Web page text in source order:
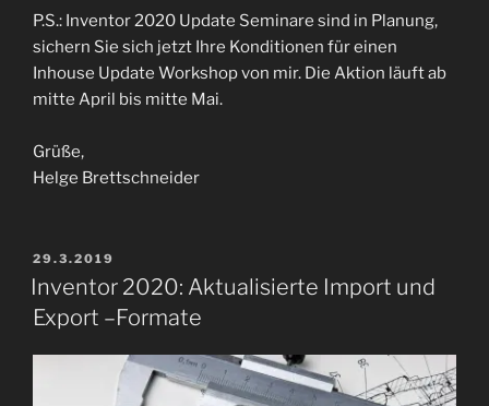
P.S.: Inventor 2020 Update Seminare sind in Planung,
sichern Sie sich jetzt Ihre Konditionen für einen
Inhouse Update Workshop von mir. Die Aktion läuft ab
mitte April bis mitte Mai.
Grüße,
Helge Brettschneider
VERÖFFENTLICHT
AM
29.3.2019
Inventor 2020: Aktualisierte Import und
Export –Formate